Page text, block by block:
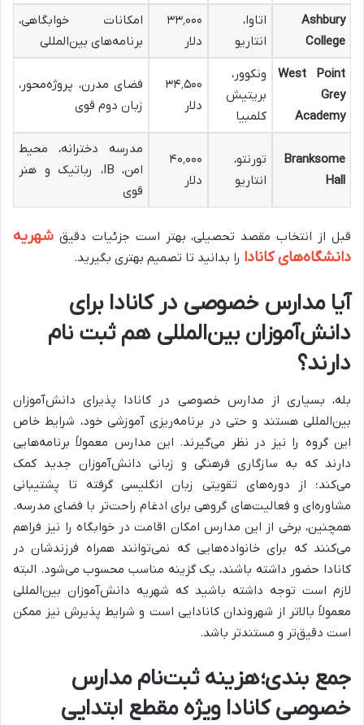
Ashbury
College
اتاوا،
انتاریو
۳۳٬۰۰۰
دلار
امکانات خوابگاهی،
برنامه‌های بین‌المللی
West Point
Grey
Academy
ونکوور،
بریتیش
کلمبیا
۳۴٬۵۰۰
دلار
فضای مدرن، پروژه‌محور،
زبان دوم قوی
Branksome
Hall
تورنتو،
انتاریو
۴۰٬۰۰۰
دلار
مدرسه دخترانه، محیط
امن، IB، رباتیک و هنر
قوی
قبل از انتخاب مقصد تحصیلی، بهتر است جزئیات دقیق شهریه
دانشگاه‌های کانادا را بدانید تا تصمیم بهتری بگیرید.
آیا مدارس خصوصی در کانادا برای
دانش‌آموزان بین‌المللی هم ثبت نام
دارند؟
بله، بسیاری از مدارس خصوصی در کانادا پذیرای دانش‌آموزان
بین‌المللی هستند و حتی در برنامه‌ریزی آموزشی خود، شرایط خاص
این گروه را نیز در نظر می‌گیرند. این مدارس معمولاً برنامه‌هایی
دارند که به سازگاری فرهنگی و زبانی دانش‌آموزان جدید کمک
می‌کند؛ از دوره‌های تقویتی زبان انگلیسی گرفته تا پشتیبانی
مشاوره‌ای و فعالیت‌های گروهی برای ادغام راحت‌تر با فضای مدرسه.
همچنین، برخی از این مدارس امکان اقامت در خوابگاه را نیز فراهم
می‌کنند که برای خانواده‌هایی که نمی‌توانند همراه فرزندشان در
کانادا حضور داشته باشند، یک گزینه مناسب محسوب می‌شود. البته
لازم است توجه داشته باشید که شهریه دانش‌آموزان بین‌المللی
معمولاً بالاتر از شهروندان کانادایی است و شرایط پذیرش نیز ممکن
است دقیق‌تر و مستندتر باشد.
جمع بندی؛ هزینه ثبت‌نام مدارس
خصوصی کانادا ویژه مقطع ابتدایی